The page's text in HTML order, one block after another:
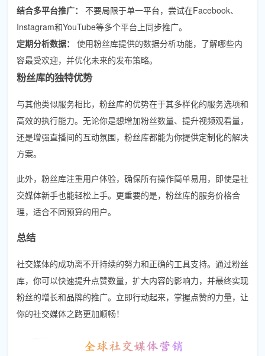
结合多平台推广：
不要局限于单一平台，尝试在Facebook、
Instagram和YouTube等多个平台上同步推广。
定期分析数据：
使用粉丝库提供的数据分析功能，了解哪些内
容最受欢迎，并优化未来的发布策略。
粉丝库的独特优势
与其他类似服务相比，粉丝库的优势在于其多样化的服务选项和
高效的执行能力。无论你是想增加粉丝数量、提升视频观看量，
还是增强直播间的互动氛围，粉丝库都能为你提供定制化的解决
方案。
此外，粉丝库注重用户体验，确保所有操作简单易用，即使是社
交媒体新手也能轻松上手。更重要的是，粉丝库的服务价格合
理，适合不同预算的用户。
总结
社交媒体的成功离不开持续的努力和正确的工具支持。通过粉丝
库，你可以快速提升点赞数量，扩大内容的影响力，并最终实现
粉丝的增长和品牌的推广。立即行动起来，掌握点赞的力量，让
你的社交媒体之路更加顺畅！